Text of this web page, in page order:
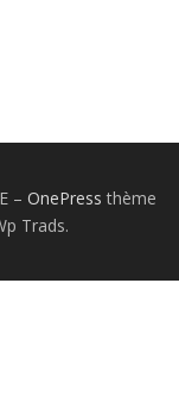
– OnePress thème
Trads.